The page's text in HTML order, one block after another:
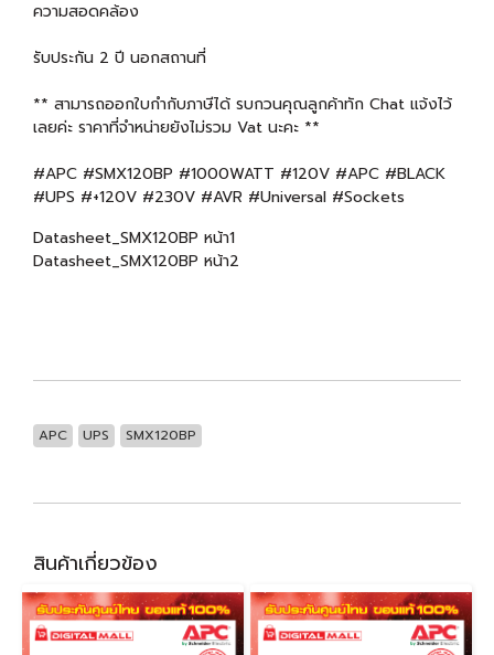
ความสอดคล้อง
รับประกัน 2 ปี นอกสถานที่
** สามารถออกใบกำกับภาษีได้ รบกวนคุณลูกค้าทัก Chat แจ้งไว้
เลยค่ะ ราคาที่จำหน่ายยังไม่รวม Vat นะคะ **
#APC #SMX120BP #1000WATT #120V #APC #BLACK
#UPS #+120V #230V #AVR #Universal #Sockets
Datasheet_SMX120BP หน้า1
Datasheet_SMX120BP หน้า2
APC UPS SMX120BP
สินค้าเกี่ยวข้อง